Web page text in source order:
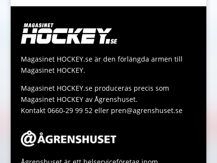
r
i
k
s
p
s
g
Magasinet HOCKEY.se är den förlängda armen till
Magasinet HOCKEY.
Magasinet HOCKEY.se produceras precis som
Magasinet HOCKEY av Ågrenshuset.
Kontakt 0660-29 99 52 eller pren@agrenshuset.se